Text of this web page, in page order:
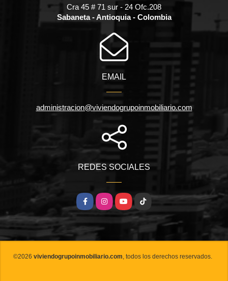
Cra 45 # 71 sur - 24 Ofc.208
Sabaneta - Antioquia - Colombia
EMAIL
administracion@viviendogrupoinmobiliario.com
REDES SOCIALES
FacebookInstagramYouTubeTikTok
©2026 viviendogrupoinmobiliario.com, todos los derechos reservados.